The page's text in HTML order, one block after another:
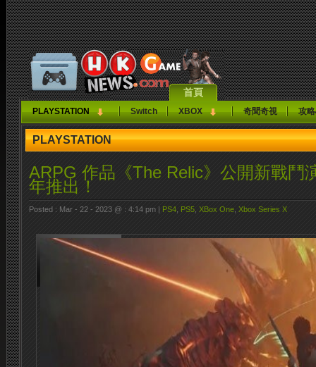
首頁
PLAYSTATION Switch XBOX 奇聞奇視 攻
PLAYSTATION
ARPG 作品《The Relic》公開新戰鬥
年推出！
Posted : Mar - 22 - 2023 @ : 4:14 pm | PS4 PS5 XBox One Xbox Series X